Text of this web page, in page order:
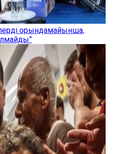
орындамайынша,